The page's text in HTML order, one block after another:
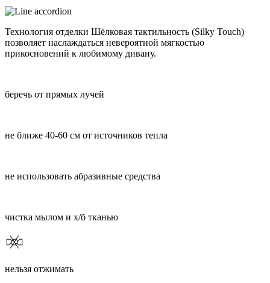
Технология отделки Шёлковая тактильность (Silky Touch)
позволяет наслаждаться невероятной мягкостью
прикосновений к любимому дивану.
беречь от прямых лучей
не ближе 40-60 см от источников тепла
не использовать абразивные средства
чистка мылом и х/б тканью
нельзя отжимать